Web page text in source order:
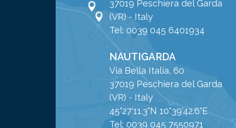
37019 Peschiera del Garda
(VR) - Italy
Tel: 0039 045 6401934
NAUTIGARDA
Via Bella Italia, 60
37019 Peschiera del Garda
(VR) - Italy
45°27'11.3"N 10°39'42.6"E
Tel: 0039 045 7550971